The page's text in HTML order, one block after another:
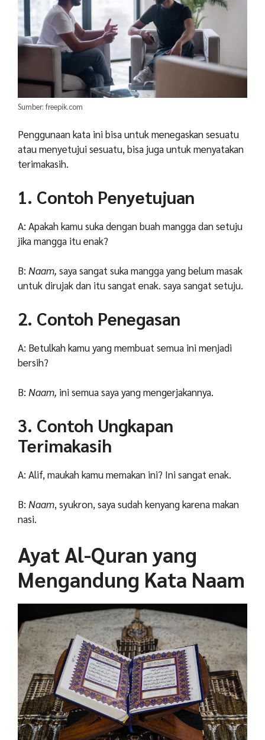
Sumber: freepik.com
Penggunaan kata ini bisa untuk menegaskan sesuatu
atau menyetujui sesuatu, bisa juga untuk menyatakan
terimakasih.
1. Contoh Penyetujuan
A: Apakah kamu suka dengan buah mangga dan setuju
jika mangga itu enak?
B: Naam, saya sangat suka mangga yang belum masak
untuk dirujak dan itu sangat enak. saya sangat setuju.
2. Contoh Penegasan
A: Betulkah kamu yang membuat semua ini menjadi
bersih?
B: Naam, ini semua saya yang mengerjakannya.
3. Contoh Ungkapan
Terimakasih
A: Alif, maukah kamu memakan ini? Ini sangat enak.
B: Naam, syukron, saya sudah kenyang karena makan
nasi.
Ayat Al-Quran yang
Mengandung Kata Naam